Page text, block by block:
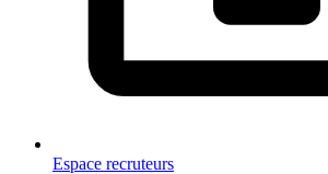
Espace recruteurs